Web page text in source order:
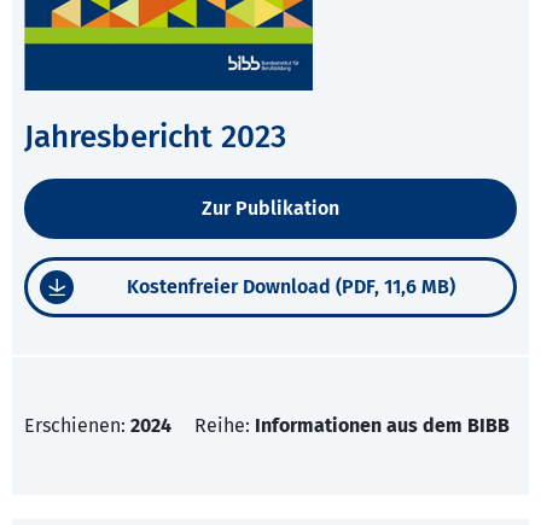
Jahresbericht 2023
Zur Publikation
Kostenfreier Download (PDF, 11,6 MB)
Erschienen: 2024 Reihe: Informationen aus dem BIBB